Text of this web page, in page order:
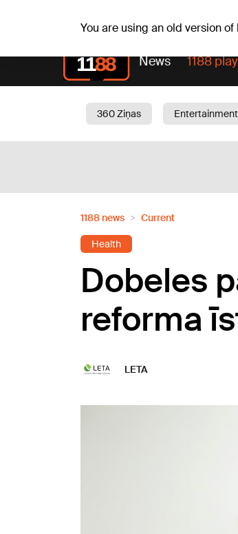
You are using an old version
News 1188 play
360 Ziņas Entertainment
1188 news Current
Health
Dobeles
reforma
LETA